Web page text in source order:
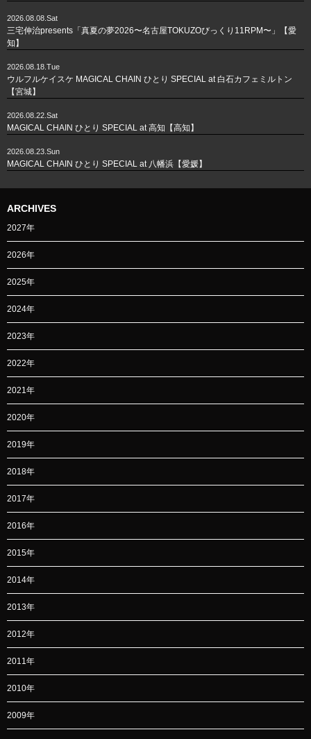
2026.08.08.Sat
三宅伸治presents「真夏の夢2026〜名古屋TOKUZOびっくり11RPM〜」【愛
知】
2026.08.18.Tue
ウルフルケイスケ MAGICAL CHAIN ひとり SPECIAL at 白石カフェミルトン
【宮城】
2026.08.22.Sat
MAGICAL CHAIN ひとり SPECIAL at 高知【高知】
2026.08.23.Sun
MAGICAL CHAIN ひとり SPECIAL at 八幡浜【愛媛】
ARCHIVES
2027年
2026年
2025年
2024年
2023年
2022年
2021年
2020年
2019年
2018年
2017年
2016年
2015年
2014年
2013年
2012年
2011年
2010年
2009年